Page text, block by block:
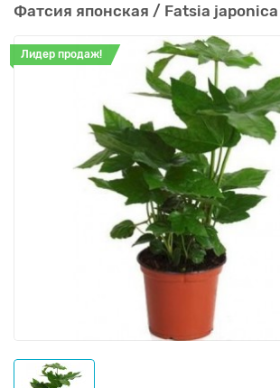
Фатсия японская / Fatsia japonica
Лидер продаж!